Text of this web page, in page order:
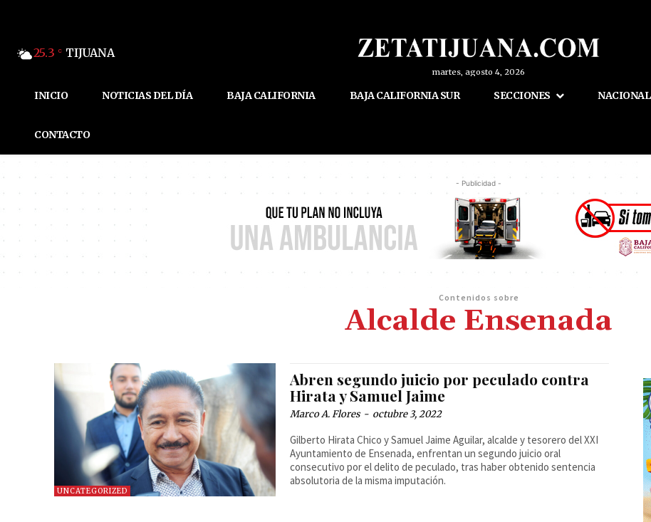
25.3 C TIJUANA
martes, agosto 4, 2026
INICIO NOTICIAS DEL DÍA BAJA CALIFORNIA BAJA CALIFORNIA SUR SECCIONES NACIONAL
CONTACTO
- Publicidad -
Contenidos sobre
Alcalde Ensenada
UNCATEGORIZED
Abren segundo juicio por peculado contra
Hirata y Samuel Jaime
Marco A. Flores - octubre 3, 2022
Gilberto Hirata Chico y Samuel Jaime Aguilar, alcalde y tesorero del XXI
Ayuntamiento de Ensenada, enfrentan un segundo juicio oral
consecutivo por el delito de peculado, tras haber obtenido sentencia
absolutoria de la misma imputación.